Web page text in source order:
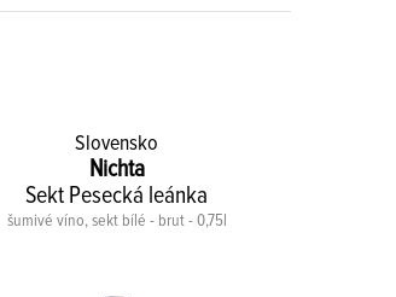
Slovensko
Nichta
Sekt Pesecká leánka
šumivé víno, sekt bílé - brut - 0,75l